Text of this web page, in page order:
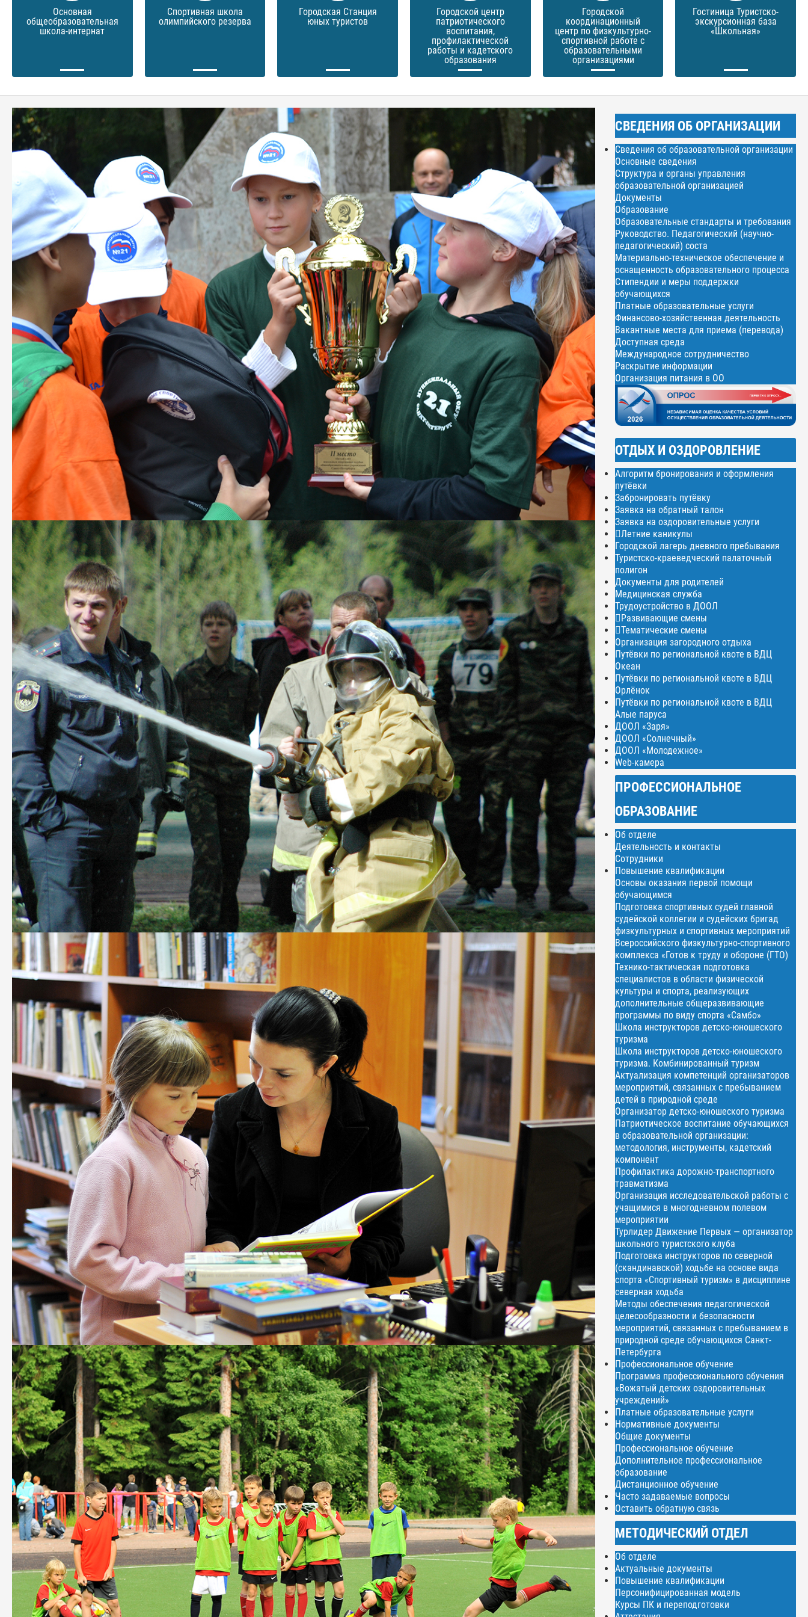
Основная
общеобразовательная
школа-интернат
Спортивная школа
олимпийского резерва
Городская Станция
юных туристов
Городской центр
патриотического
воспитания,
профилактической
работы и кадетского
образования
Городской
координационный
центр по физкультурно-
спортивной работе с
образовательными
организациями
Гостиница Туристско-
экскурсионная база
«Школьная»
СВЕДЕНИЯ ОБ ОРГАНИЗАЦИИ
Сведения об образовательной организации
Основные сведения
Структура и органы управления
образовательной организацией
Документы
Образование
Образовательные стандарты и требования
Руководство. Педагогический (научно-
педагогический) соста
Материально-техническое обеспечение и
оснащенность образовательного процесса
Стипендии и меры поддержки
обучающихся
Платные образовательные услуги
Финансово-хозяйственная деятельность
Вакантные места для приема (перевода)
Доступная среда
Международное сотрудничество
Раскрытие информации
Организация питания в ОО
ОТДЫХ И ОЗДОРОВЛЕНИЕ
Алгоритм бронирования и оформления
путёвки
Забронировать путёвку
Заявка на обратный талон
Заявка на оздоровительные услуги
Летние каникулы
Городской лагерь дневного пребывания
Туристско-краеведческий палаточный
полигон
Документы для родителей
Медицинская служба
Трудоустройство в ДООЛ
Развивающие смены
Тематические смены
Организация загородного отдыха
Путёвки по региональной квоте в ВДЦ
Океан
Путёвки по региональной квоте в ВДЦ
Орлёнок
Путёвки по региональной квоте в ВДЦ
Алые паруса
ДООЛ «Заря»
ДООЛ «Солнечный»
ДООЛ «Молодежное»
Web-камера
ПРОФЕССИОНАЛЬНОЕ
ОБРАЗОВАНИЕ
Об отделе
Деятельность и контакты
Сотрудники
Повышение квалификации
Основы оказания первой помощи
обучающимся
Подготовка спортивных судей главной
судейской коллегии и судейских бригад
физкультурных и спортивных мероприятий
Всероссийского физкультурно-спортивного
комплекса «Готов к труду и обороне (ГТО)
Технико-тактическая подготовка
специалистов в области физической
культуры и спорта, реализующих
дополнительные общеразвивающие
программы по виду спорта «Самбо»
Школа инструкторов детско-юношеского
туризма
Школа инструкторов детско-юношеского
туризма. Комбинированный туризм
Актуализация компетенций организаторов
мероприятий, связанных с пребыванием
детей в природной среде
Организатор детско-юношеского туризма
Патриотическое воспитание обучающихся
в образовательной организации:
методология, инструменты, кадетский
компонент
Профилактика дорожно-транспортного
травматизма
Организация исследовательской работы с
учащимися в многодневном полевом
мероприятии
Турлидер Движение Первых — организатор
школьного туристского клуба
Подготовка инструкторов по северной
(скандинавской) ходьбе на основе вида
спорта «Спортивный туризм» в дисциплине
северная ходьба
Методы обеспечения педагогической
целесообразности и безопасности
мероприятий, связанных с пребыванием в
природной среде обучающихся Санкт-
Петербурга
Профессиональное обучение
Программа профессионального обучения
«Вожатый детских оздоровительных
учреждений»
Платные образовательные услуги
Нормативные документы
Общие документы
Профессиональное обучение
Дополнительное профессиональное
образование
Дистанционное обучение
Часто задаваемые вопросы
Оставить обратную связь
МЕТОДИЧЕСКИЙ ОТДЕЛ
Об отделе
Актуальные документы
Повышение квалификации
Персонифицированная модель
Курсы ПК и переподготовки